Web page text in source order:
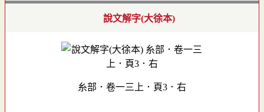
說文解字(大徐本)
糸部．卷一三上．頁3．右